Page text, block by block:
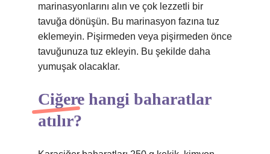
marinasyonlarını alın ve çok lezzetli bir
tavuğa dönüşün. Bu marinasyon fazına tuz
eklemeyin. Pişirmeden veya pişirmeden önce
tavuğunuza tuz ekleyin. Bu şekilde daha
yumuşak olacaklar.
Ciğere hangi baharatlar
atılır?